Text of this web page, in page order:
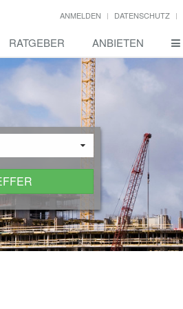
ANMELDEN DATENSCHUTZ
RATGEBER ANBIETEN